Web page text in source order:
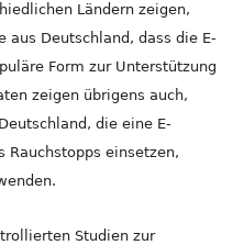
Ländern zeigen,
aus Deutschland, dass die E-
Form zur Unterstützung
zeigen übrigens auch,
die eine E-
Rauchstopps einsetzen,
Studien zur